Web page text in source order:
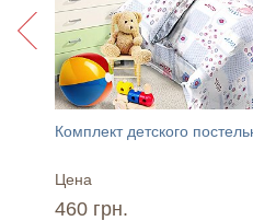
Цена
460 грн.